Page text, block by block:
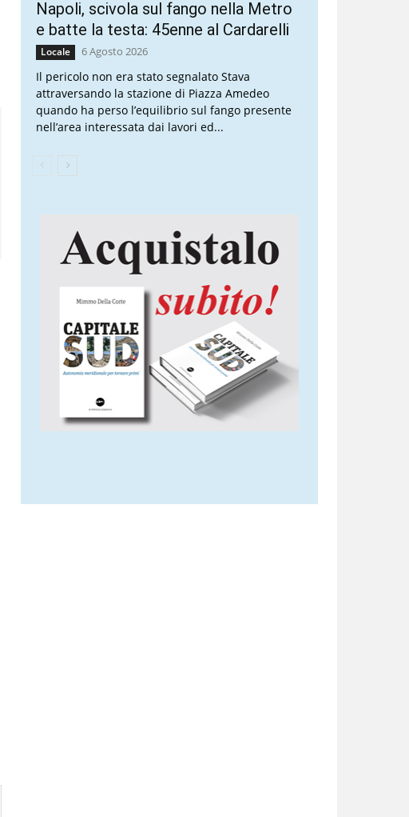
Napoli, scivola sul fango nella Metro
e batte la testa: 45enne al Cardarelli
Locale 6 Agosto 2026
Il pericolo non era stato segnalato Stava
attraversando la stazione di Piazza Amedeo
quando ha perso l’equilibrio sul fango presente
nell’area interessata dai lavori ed...